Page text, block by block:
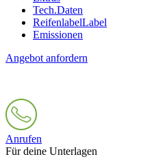
Tech.Daten
ReifenlabelLabel
Emissionen
Angebot anfordern
Anrufen
Für deine Unterlagen